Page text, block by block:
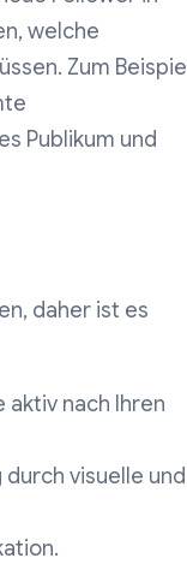
welche
Zum Beispiel
Publikum und
daher ist es
aktiv nach Ihren
visuelle und